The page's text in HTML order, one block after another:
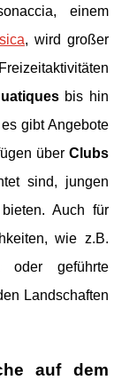
einem
, wird großer
bis hin
gibt Angebote
über Clubs
sind, jungen
Auch für
wie z.B.
oder geführte
Landschaften
auf dem